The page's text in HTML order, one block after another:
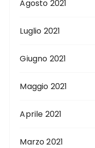
Agosto 2021
Luglio 2021
Giugno 2021
Maggio 2021
Aprile 2021
Marzo 2021